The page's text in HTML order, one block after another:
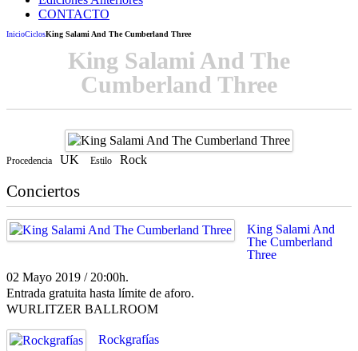
CONTACTO
InicioCiclosKing Salami And The Cumberland Three
King Salami And The
Cumberland Three
Procedencia UK Estilo Rock
Conciertos
King Salami And
The Cumberland
Three
02 Mayo 2019 / 20:00h.
Entrada gratuita hasta límite de aforo.
WURLITZER BALLROOM
Rockgrafías